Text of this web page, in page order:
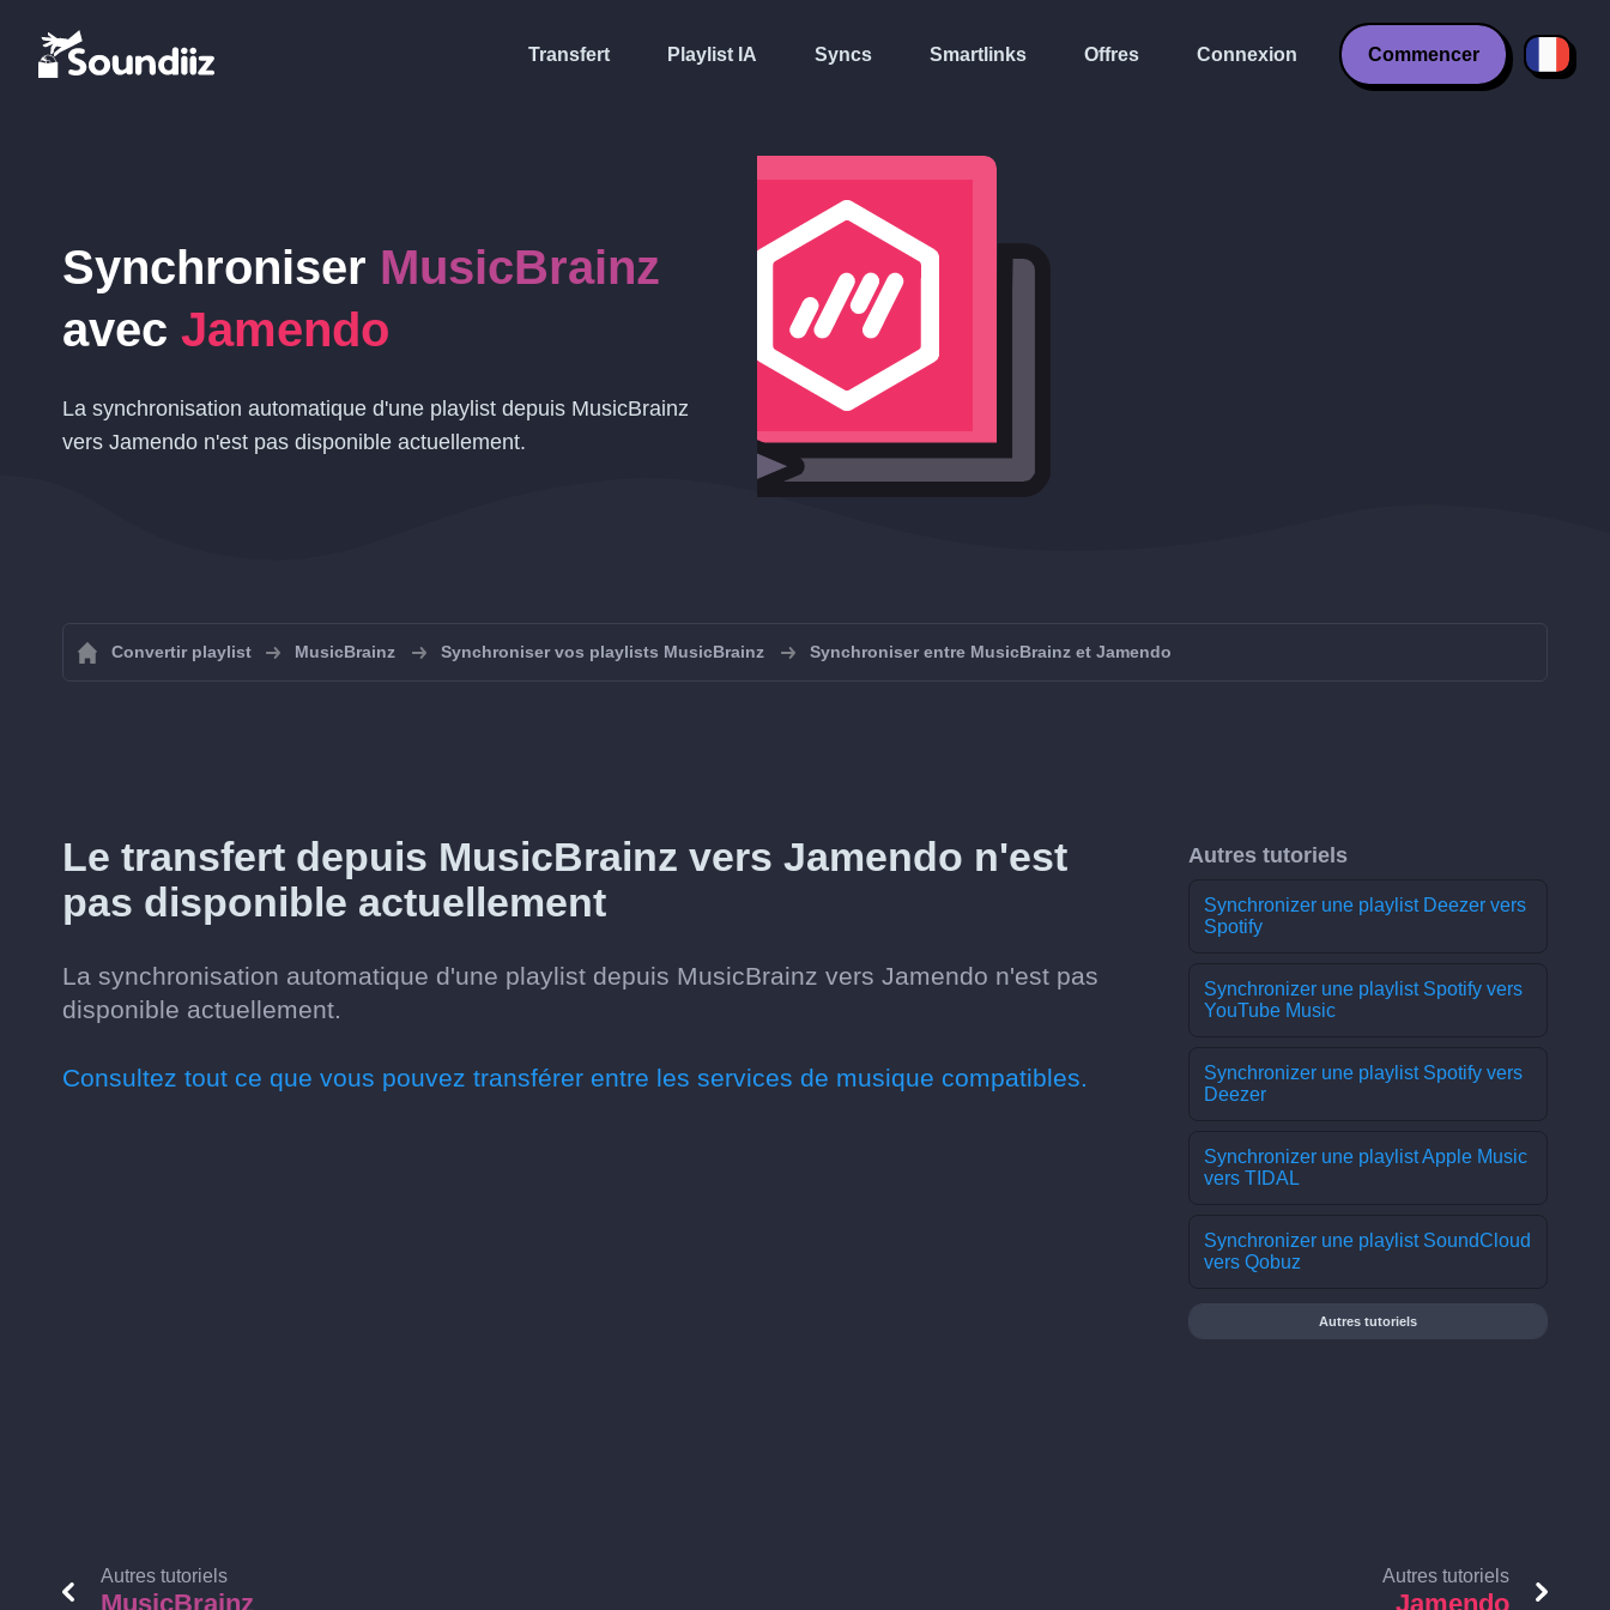
Transfert Playlist IA Syncs Smartlinks Offres Connexion Commencer
Synchroniser MusicBrainz
avec Jamendo
La synchronisation automatique d'une playlist depuis MusicBrainz
vers Jamendo n'est pas disponible actuellement.
Convertir playlist MusicBrainz Synchroniser vos playlists MusicBrainz Synchroniser entre MusicBrainz et Jamendo
Le transfert depuis MusicBrainz vers Jamendo n'est
pas disponible actuellement
La synchronisation automatique d'une playlist depuis MusicBrainz vers Jamendo n'est pas
disponible actuellement.
Consultez tout ce que vous pouvez transférer entre les services de musique compatibles.
Autres tutoriels
Synchronizer une playlist Deezer vers
Spotify
Synchronizer une playlist Spotify vers
YouTube Music
Synchronizer une playlist Spotify vers
Deezer
Synchronizer une playlist Apple Music
vers TIDAL
Synchronizer une playlist SoundCloud
vers Qobuz
Autres tutoriels
Autres tutoriels
MusicBrainz
Autres tutoriels
Jamendo